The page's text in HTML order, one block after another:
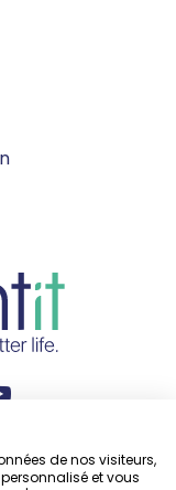
de nos visiteurs,
et vous